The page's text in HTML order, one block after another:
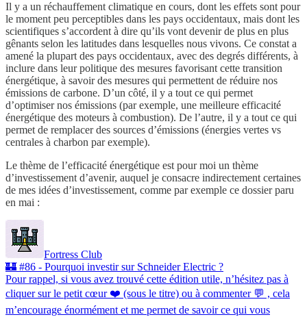
Il y a un réchauffement climatique en cours, dont les effets sont pour
le moment peu perceptibles dans les pays occidentaux, mais dont les
scientifiques s’accordent à dire qu’ils vont devenir de plus en plus
gênants selon les latitudes dans lesquelles nous vivons. Ce constat a
amené la plupart des pays occidentaux, avec des degrés différents, à
inclure dans leur politique des mesures favorisant cette transition
énergétique, à savoir des mesures qui permettent de réduire nos
émissions de carbone. D’un côté, il y a tout ce qui permet
d’optimiser nos émissions (par exemple, une meilleure efficacité
énergétique des moteurs à combustion). De l’autre, il y a tout ce qui
permet de remplacer des sources d’émissions (énergies vertes vs
centrales à charbon par exemple).
Le thème de l’efficacité énergétique est pour moi un thème
d’investissement d’avenir, auquel je consacre indirectement certaines
de mes idées d’investissement, comme par exemple ce dossier paru
en mai :
Fortress Club
🏰 #86 - Pourquoi investir sur Schneider Electric ?
Pour rappel, si vous avez trouvé cette édition utile, n’hésitez pas à
cliquer sur le petit cœur ❤️ (sous le titre) ou à commenter 💬 , cela
m’encourage énormément et me permet de savoir ce qui vous